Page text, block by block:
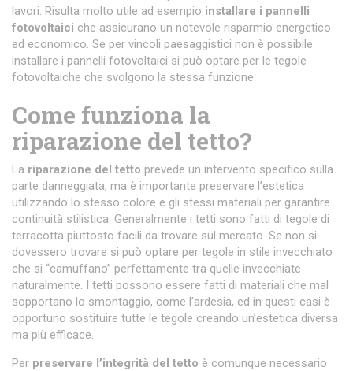
lavori. Risulta molto utile ad esempio installare i pannelli
fotovoltaici che assicurano un notevole risparmio energetico
ed economico. Se per vincoli paesaggistici non è possibile
installare i pannelli fotovoltaici si può optare per le tegole
fotovoltaiche che svolgono la stessa funzione.
Come funziona la
riparazione del tetto?
La riparazione del tetto prevede un intervento specifico sulla
parte danneggiata, ma è importante preservare l’estetica
utilizzando lo stesso colore e gli stessi materiali per garantire
continuità stilistica. Generalmente i tetti sono fatti di tegole di
terracotta piuttosto facili da trovare sul mercato. Se non si
dovessero trovare si può optare per tegole in stile invecchiato
che si “camuffano” perfettamente tra quelle invecchiate
naturalmente. I tetti possono essere fatti di materiali che mal
sopportano lo smontaggio, come l’ardesia, ed in questi casi è
opportuno sostituire tutte le tegole creando un’estetica diversa
ma più efficace.
Per preservare l’integrità del tetto è comunque necessario